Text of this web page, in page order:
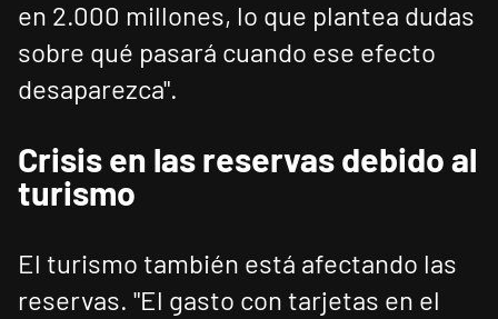
en 2.000 millones, lo que plantea dudas
sobre qué pasará cuando ese efecto
desaparezca".
Crisis en las reservas debido al
turismo
El turismo también está afectando las
reservas. "El gasto con tarjetas en el